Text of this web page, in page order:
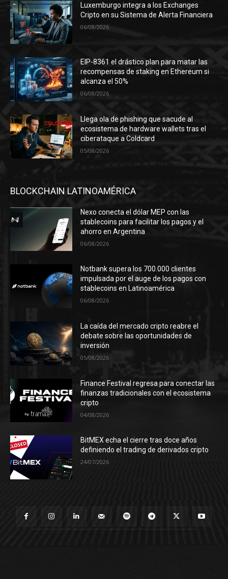
Luxemburgo integra a los Exchanges
Cripto en su Sistema de Alerta Financiera
06/08/2026
EIP-8361 el drástico plan para matar las
recompensas de staking en Ethereum si
alcanza el 50%
06/08/2026
Llega ola de phishing que sacude al
ecosistema de hardware wallets tras el
ciberataque a Coldcard
05/08/2026
BLOCKCHAIN LATINOAMÉRICA
Nexo conecta el dólar MEP con las
stablecoins para facilitar los pagos y el
ahorro en Argentina
06/08/2026
Notbank supera los 700.000 clientes
impulsada por el auge de los pagos con
stablecoins en Latinoamérica
06/08/2026
La caída del mercado cripto reabre el
debate sobre las oportunidades de
inversión
05/08/2026
Finance Festival regresa para conectar las
finanzas tradicionales con el ecosistema
cripto
04/08/2026
BitMEX echa el cierre tras doce años
definiendo el trading de derivados cripto
24/07/2026